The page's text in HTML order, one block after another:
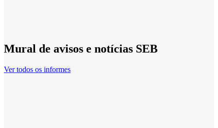
Mural de avisos e notícias SEB
Ver todos os informes